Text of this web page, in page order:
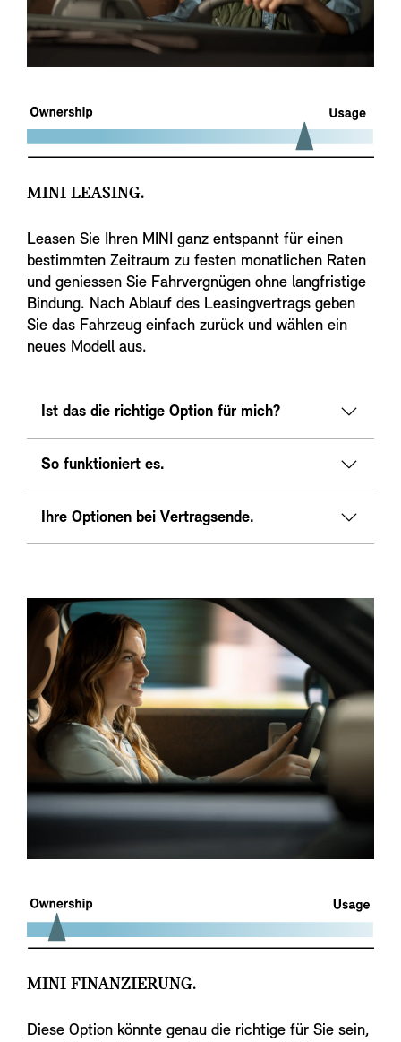
MINI LEASING.
Leasen Sie Ihren MINI ganz entspannt für einen
bestimmten Zeitraum zu festen monatlichen Raten
und geniessen Sie Fahrvergnügen ohne langfristige
Bindung. Nach Ablauf des Leasingvertrags geben
Sie das Fahrzeug einfach zurück und wählen ein
neues Modell aus.
Ist das die richtige Option für mich?
So funktioniert es.
Ihre Optionen bei Vertragsende.
MINI FINANZIERUNG.
Diese Option könnte genau die richtige für Sie sein,